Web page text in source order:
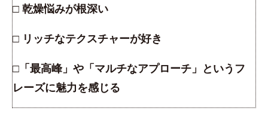
□ 乾燥悩みが根深い
□ リッチなテクスチャーが好き
□「最高峰」や「マルチなアプローチ」というフ
レーズに魅力を感じる